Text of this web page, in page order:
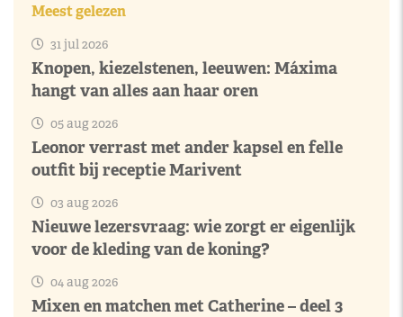
Meest gelezen
31 jul 2026
Knopen, kiezelstenen, leeuwen: Máxima
hangt van alles aan haar oren
05 aug 2026
Leonor verrast met ander kapsel en felle
outfit bij receptie Marivent
03 aug 2026
Nieuwe lezersvraag: wie zorgt er eigenlijk
voor de kleding van de koning?
04 aug 2026
Mixen en matchen met Catherine – deel 3